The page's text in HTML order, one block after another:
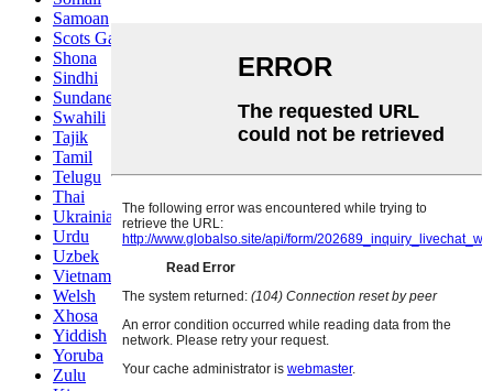
Samoan
Scots Gaelic
Shona
Sindhi
Sundanese
Swahili
Tajik
Tamil
Telugu
Thai
Ukrainian
Urdu
Uzbek
Vietnamese
Welsh
Xhosa
Yiddish
Yoruba
Zulu